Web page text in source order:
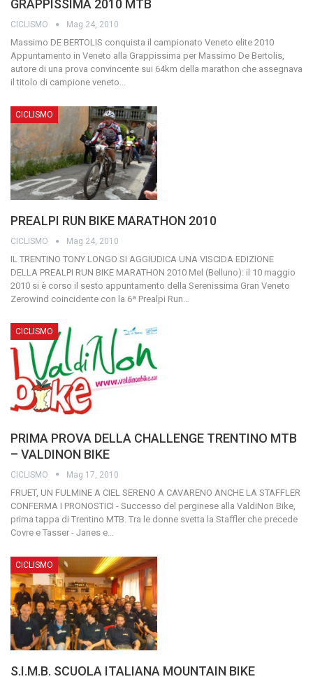
GRAPPISSIMA 2010 MTB
CICLISMO Mag 24, 2010
Massimo DE BERTOLIS conquista il campionato Veneto elite 2010
Appuntamento in Veneto alla Grappissima per Massimo De Bertolis,
autore di una prova convincente sui 64km della marathon che assegnava
il titolo di campione veneto
CICLISMO
PREALPI RUN BIKE MARATHON 2010
CICLISMO Mag 24, 2010
IL TRENTINO TONY LONGO SI AGGIUDICA UNA VISCIDA EDIZIONE
DELLA PREALPI RUN BIKE MARATHON 2010 Mel (Belluno): il 10 maggio
2010 si è corso il sesto appuntamento della Serenissima Gran Veneto
Zerowind coincidente con la 6ª Prealpi Run…
CICLISMO
PRIMA PROVA DELLA CHALLENGE TRENTINO MTB
– VALDINON BIKE
CICLISMO Mag 17, 2010
FRUET, UN FULMINE A CIEL SERENO A CAVARENO ANCHE LA STAFFLER
CONFERMA I PRONOSTICI - Successo del perginese alla ValdiNon Bike,
prima tappa di Trentino MTB. Tra le donne svetta la Staffler che precede
Covre e Tasser - Janes e
CICLISMO
S.I.M.B. SCUOLA ITALIANA MOUNTAIN BIKE